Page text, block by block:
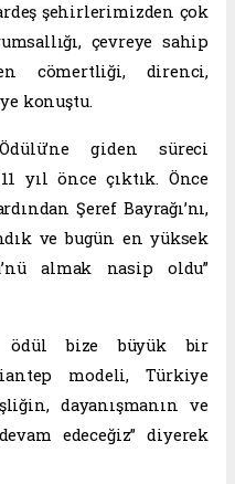
şehirlerimizden çok
çevreye sahip
cömertliği, direnci,
konuştu.
giden süreci
yıl önce çıktık. Önce
Şeref Bayrağı’nı,
ve bugün en yüksek
almak nasip oldu”
ödül bize büyük bir
modeli, Türkiye
dayanışmanın ve
edeceğiz” diyerek